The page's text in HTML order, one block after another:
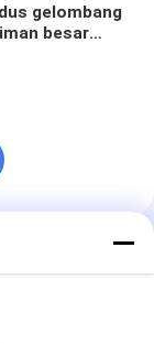
gelombang
besar